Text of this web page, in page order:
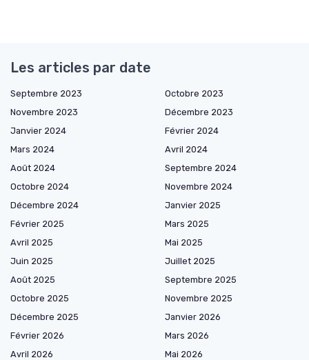
Les articles par date
Septembre 2023
Octobre 2023
Novembre 2023
Décembre 2023
Janvier 2024
Février 2024
Mars 2024
Avril 2024
Août 2024
Septembre 2024
Octobre 2024
Novembre 2024
Décembre 2024
Janvier 2025
Février 2025
Mars 2025
Avril 2025
Mai 2025
Juin 2025
Juillet 2025
Août 2025
Septembre 2025
Octobre 2025
Novembre 2025
Décembre 2025
Janvier 2026
Février 2026
Mars 2026
Avril 2026
Mai 2026